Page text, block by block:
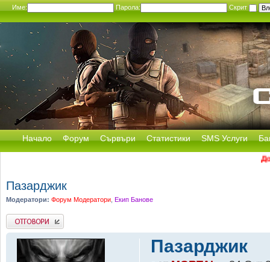
Име: Парола: Скрит
Начало Форум Сървъри Статистики SMS Услуги
Добре
Пазарджик
Модератори: Форум Модератори Екип Банове
Добави отговор
Пазарджик